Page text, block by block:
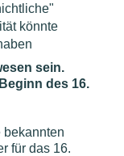
könnte
sein.
des 16.
bekannten
für das 16.